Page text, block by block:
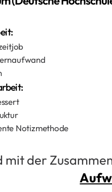
Notizmethode
mit der